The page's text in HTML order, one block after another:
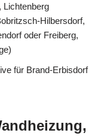
Lichtenberg
Hilbersdorf,
oder Freiberg,
für Brand-Erbisdorf